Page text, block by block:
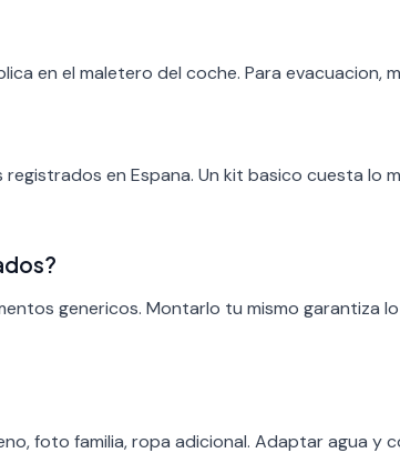
en el maletero del coche. Para evacuacion,
en Espana. Un kit basico cuesta lo
genericos. Montarlo tu mismo garantiza
foto familia, ropa adicional. Adaptar agua y